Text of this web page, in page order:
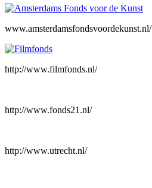
www.amsterdamsfondsvoordekunst.nl/
http://www.filmfonds.nl/
http://www.fonds21.nl/
http://www.utrecht.nl/